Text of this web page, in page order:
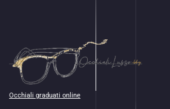
Occhiali graduati online